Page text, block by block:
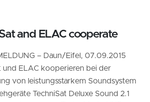
and ELAC cooperate
– Daun/Eifel, 07.09.2015
und ELAC kooperieren bei der
von leistungsstarkem Soundsystem
TechniSat Deluxe Sound 2.1